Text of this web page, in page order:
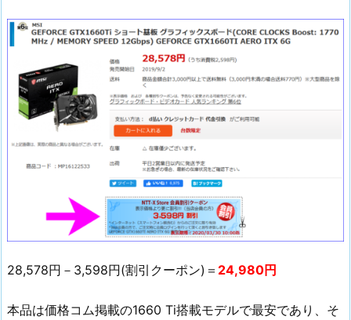
28,578円－3,598円(割引クーポン)＝ 24,980円
本品は価格コム掲載の1660 Ti搭載モデルで最安であり、そ